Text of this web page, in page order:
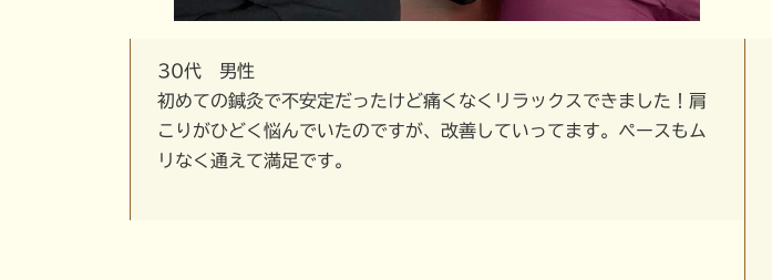
30代 男性
初めての鍼灸で不安定だったけど痛くなくリラックスできました！肩
こりがひどく悩んでいたのですが、改善していってます。ペースもム
リなく通えて満足です。